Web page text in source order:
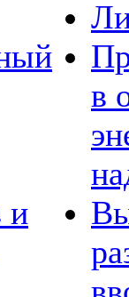
и
в